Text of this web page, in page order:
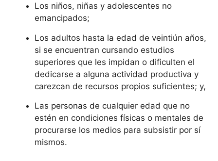
Los niños, niñas y adolescentes no
emancipados;
Los adultos hasta la edad de veintiún años,
si se encuentran cursando estudios
superiores que les impidan o dificulten el
dedicarse a alguna actividad productiva y
carezcan de recursos propios suficientes; y,
Las personas de cualquier edad que no
estén en condiciones físicas o mentales de
procurarse los medios para subsistir por sí
mismos.